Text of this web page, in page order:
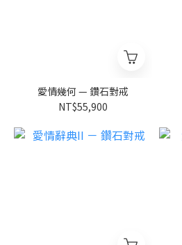
愛情幾何 — 鑽石對戒
NT$55,900